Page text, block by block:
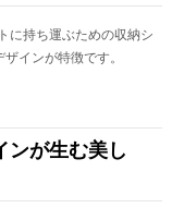
に持ち運ぶための収納シ
インが特徴です。
ンが生む美し